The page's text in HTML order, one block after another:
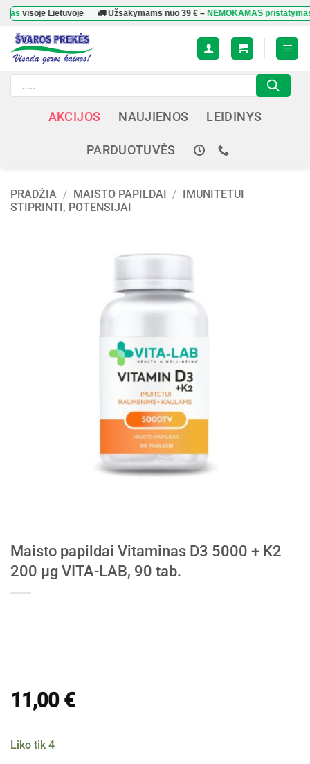
Skip
content
Lietuvoje 🚛 Užsakymams nuo39 €–NEMOKAMAS pristatymasvisoje
Products
search
AKCIJOS NAUJIENOS LEIDINYS
PARDUOTUVĖS
PRADŽIA / MAISTO PAPILDAI / IMUNITETUI
STIPRINTI, POTENSIJAI
Maisto papildai Vitaminas D3 5000 + K2
200 µg VITA-LAB, 90 tab.
11,00 €
Liko tik 4